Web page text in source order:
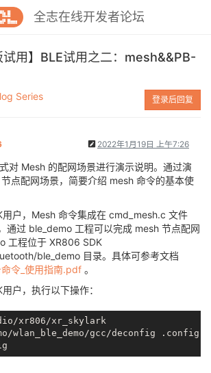
全志在线开发者论坛
试用】BLE试用之二：mesh&&PB-
Series 登录后回复
2022年1月19日 上午7:26
对 Mesh 的配网场景进行演示说明。通过演
点配网场景，简要介绍 mesh 命令的基本使
户，Mesh 命令集成在 cmd_mesh.c 文件
通过 ble_demo 工程可以完成 mesh 节点配网
工程位于 XR806 SDK
ble_demo 目录。具体可参考文档
令_使用指南.pdf 。
户，执行以下操作：
xr806/xr_skylark
wlan_ble_demo/gcc/deconfig .config